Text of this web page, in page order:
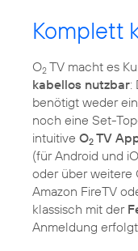
Komplett
O2 TV macht es
kabellos nutzbar:
benötigt weder
noch eine Set-
intuitive O2 TV
(für Android und
oder über weitere
Amazon FireTV
klassisch mit der
Anmeldung